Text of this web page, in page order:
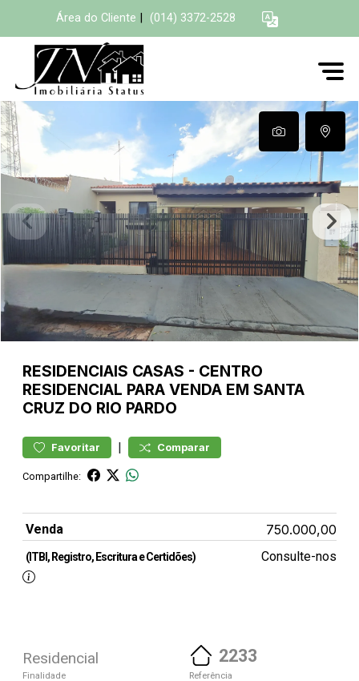
Área do Cliente (014) 3372-2528
RESIDENCIAIS CASAS - CENTRO
RESIDENCIAL PARA VENDA EM SANTA
CRUZ DO RIO PARDO
Favoritar | Comparar
Compartilhe:
Venda 750.000,00
(ITBI, Registro, Escritura e Certidões) Consulte-nos
Residencial
Finalidade
2233
Referência